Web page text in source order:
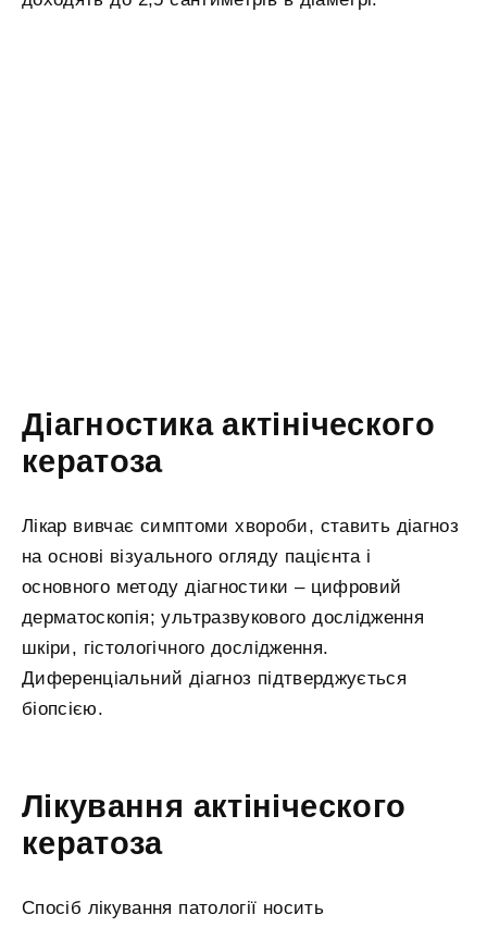
Діагностика актініческого
кератоза
Лікар вивчає симптоми хвороби, ставить діагноз
на основі візуального огляду пацієнта і
основного методу діагностики – цифровий
дерматоскопія; ультразвукового дослідження
шкіри, гістологічного дослідження.
Диференціальний діагноз підтверджується
біопсією.
Лікування актініческого
кератоза
Спосіб лікування патології носить